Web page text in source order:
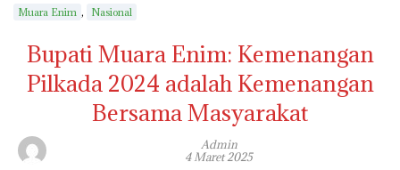
Muara Enim , Nasional
Bupati Muara Enim: Kemenangan
Pilkada 2024 adalah Kemenangan
Bersama Masyarakat
Admin
4 Maret 2025